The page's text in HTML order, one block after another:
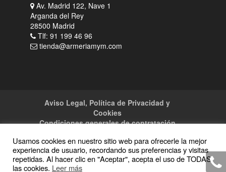
Av. Madrid 122, Nave 1
Arganda del Rey
28500 Madrid
Tlf: 91 199 46 96
tienda@armeriamym.com
Aviso Legal, Política de Privacidad y
Cookies
Condiciones generales de contratación
Usamos cookies en nuestro sitio web para ofrecerle la mejor
experiencia de usuario, recordando sus preferencias y visitas
repetidas. Al hacer clic en "Aceptar", acepta el uso de TODAS
las cookies. Leer más